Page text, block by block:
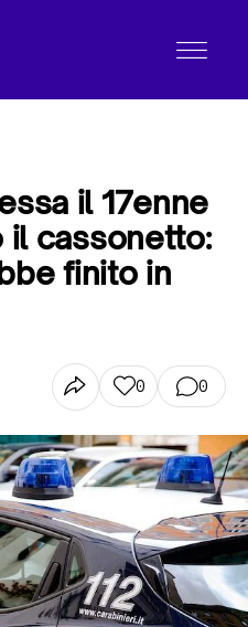
il 17enne
il cassonetto:
finito in
0 0